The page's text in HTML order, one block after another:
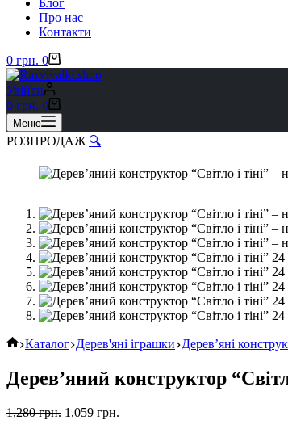
Блог
Про нас
Контакти
0 грн. 0
Увійти
0 грн. 0
Меню
РОЗПРОДАЖ 🔍
Каталог Дерев'яні іграшки Дерев’яні
Дерев’яний конструктор
1,280грн. 1,059 грн.